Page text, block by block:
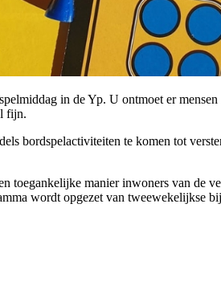
in de Yp. U ontmoet er
fijn.
bordspelactiviteiten te komen tot
toegankelijke manier inwoners van de
wordt opgezet van tweewekelijkse